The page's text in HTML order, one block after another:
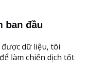
ban đầu
dữ liệu, tôi
làm chiến dịch tốt